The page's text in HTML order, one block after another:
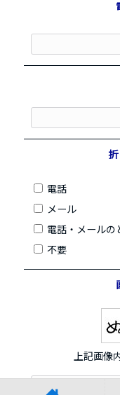
折
電話
メール
電話・メールの
不要
上記画像